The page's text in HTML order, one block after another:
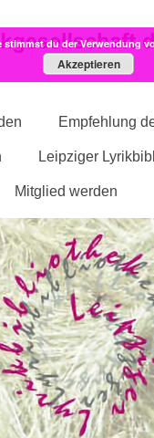
Empfehlung
Leipziger
Mitglied werden
du der Verwendung
Akzeptieren